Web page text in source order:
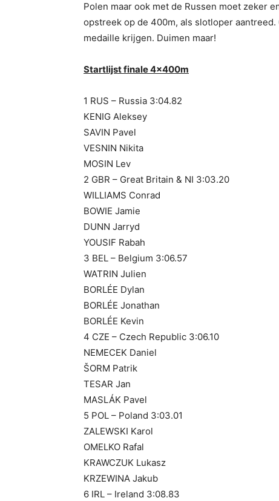
Polen maar ook met de Russen moet zeker
opstreek op de 400m, als slotloper
medaille krijgen. Duimen maar!
Startlijst finale 4x400m
1 RUS – Russia 3:04.82
KENIG Aleksey
SAVIN Pavel
VESNIN Nikita
MOSIN Lev
2 GBR – Great Britain & NI 3:03.20
WILLIAMS Conrad
BOWIE Jamie
DUNN Jarryd
YOUSIF Rabah
3 BEL – Belgium 3:06.57
WATRIN Julien
BORLÉE Dylan
BORLÉE Jonathan
BORLÉE Kevin
4 CZE – Czech Republic 3:06.10
NEMECEK Daniel
ŠORM Patrik
TESAR Jan
MASLÁK Pavel
5 POL – Poland 3:03.01
ZALEWSKI Karol
OMELKO Rafal
KRAWCZUK Lukasz
KRZEWINA Jakub
6 IRL – Ireland 3:08.83